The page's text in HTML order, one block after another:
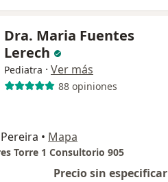
Dra. Maria Fuentes
Lerech
Pediatra · Ver más
88 opiniones
• Mapa
Torre 1 Consultorio 905
Precio sin especificar